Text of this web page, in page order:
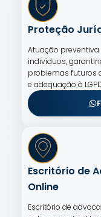
Proteção
Atuação
indivíduos,
problemas futuros
e adequação à
Escritório de
Online
Escritório de